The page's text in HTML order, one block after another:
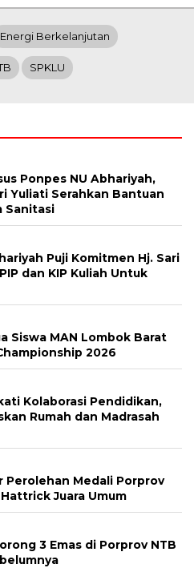
Energi Berkelanjutan
SPKLU
Ponpes NU Abhariyah,
Yuliati Serahkan Bantuan
Sanitasi
Puji Komitmen Hj. Sari
dan KIP Kuliah Untuk
Siswa MAN Lombok Barat
2026
Kolaborasi Pendidikan,
Rumah dan Madrasah
Perolehan Medali Porprov
Juara Umum
3 Emas di Porprov NTB